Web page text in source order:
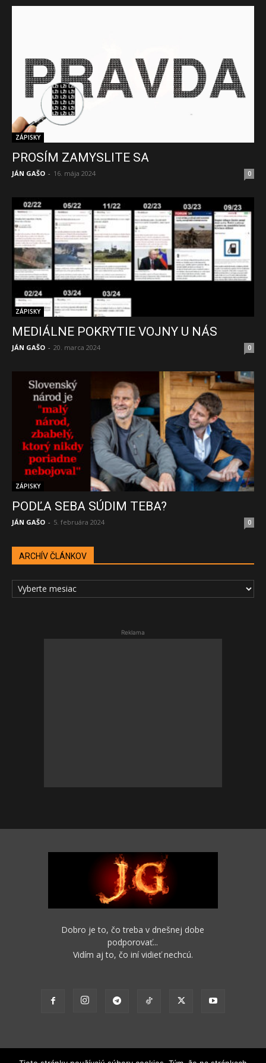
ZÁPISKY
PROSÍM ZAMYSLITE SA
JÁN GAŠO - 16. mája 2024 0
ZÁPISKY
MEDIÁLNE POKRYTIE VOJNY U NÁS
JÁN GAŠO - 20. marca 2024 0
ZÁPISKY
PODĽA SEBA SÚDIM TEBA?
JÁN GAŠO - 5. februára 2024 0
ARCHÍV ČLÁNKOV
ARCHÍV
ČLÁNKOV
Reklama
Dobro je to, čo treba v dnešnej dobe
podporovať...
Vidím aj to, čo iní vidieť nechcú.